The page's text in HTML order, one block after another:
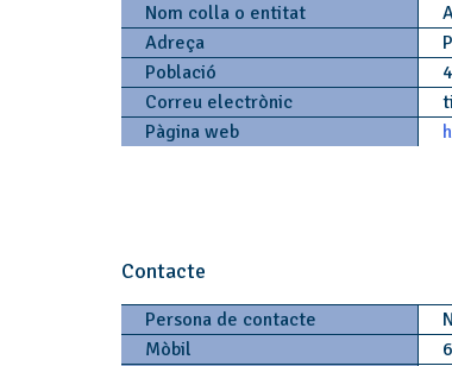
Nom colla o entitat
Adreça
Població
Correu electrònic
Pàgina web
Contacte
Persona de contacte
Mòbil